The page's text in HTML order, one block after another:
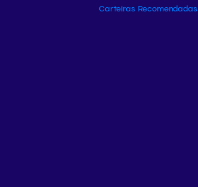
Carteiras Recomendadas